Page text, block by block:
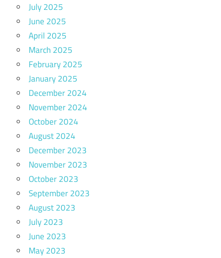
July 2025
June 2025
April 2025
March 2025
February 2025
January 2025
December 2024
November 2024
October 2024
August 2024
December 2023
November 2023
October 2023
September 2023
August 2023
July 2023
June 2023
May 2023